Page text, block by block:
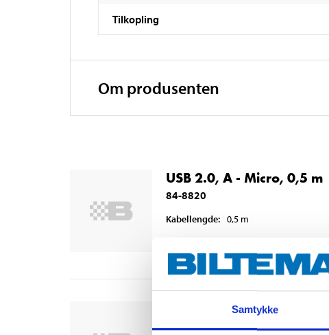
Samtykke
Tilkopling
Om produsenten
USB 2.0, A - Micro, 0,5 m
84-8820
Kabellengde: 0,5 m
USB 2.0, A - Micro, 1 m
84-8830